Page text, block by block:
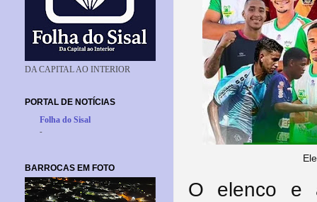
O elenco e
DA CAPITAL AO INTERIOR
PORTAL DE NOTÍCIAS
Folha do Sisal
-
BARROCAS EM FOTO